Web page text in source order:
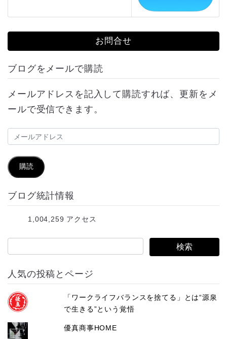
お問合せ
ブログをメールで購読
メールアドレスを記入して購読すれば、更新をメ
ールで受信できます。
メ
ル
ア
ド
購読
ブログ統計情報
1,004,259 アクセス
人気の投稿とページ
「ワークライフバランスを捨てる」とは“源泉
で生きる”という覚悟
優真商事HOME